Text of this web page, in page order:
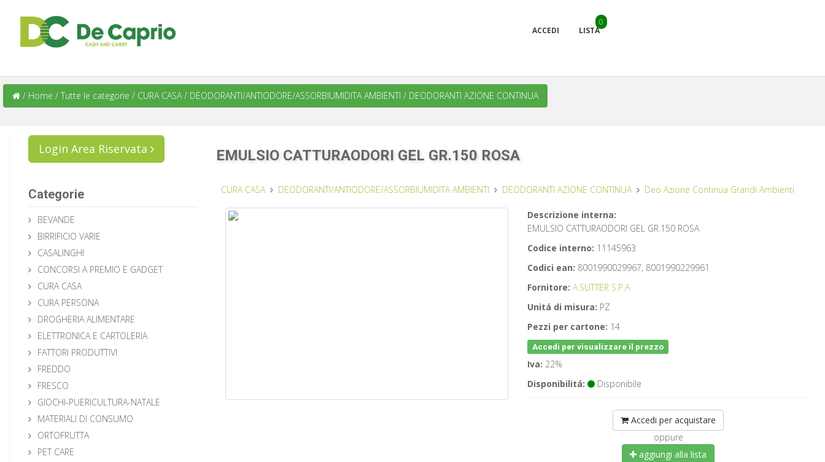
ACCEDI LISTA
0
/ Home / Tutte le categorie / CURA CASA/ DEODORANTI/ANTIODORE/ASSORBIUMIDITA AMBIENTI / DEODORANTI AZIONE CONTINUA
Login Area Riservata
Categorie
BEVANDE
BIRRIFICIO VARIE
CASALINGHI
CONCORSI A PREMIO E GADGET
CURA CASA
CURA PERSONA
DROGHERIA ALIMENTARE
ELETTRONICA E CARTOLERIA
FATTORI PRODUTTIVI
FREDDO
FRESCO
GIOCHI-PUERICULTURA-NATALE
MATERIALI DI CONSUMO
ORTOFRUTTA
PET CARE
EMULSIO CATTURAODORI GEL GR.150 ROSA
CURA CASA DEODORANTI/ANTIODORE/ASSORBIUMIDITA AMBIENTI DEODORANTI AZIONE CONTINUA Deo Azione Continua Grandi Ambienti
Descrizione interna:
EMULSIO CATTURAODORI GEL GR.150 ROSA
Codice interno: 11145963
Codici ean: 8001990029967, 8001990229961
Fornitore: A.SUTTER S.P.A
Unitá di misura: PZ
Pezzi per cartone: 14
Accedi per visualizzare il prezzo
Iva: 22%
Disponibilitá:
Disponibile
Accedi per acquistare
oppure
aggiungi alla lista